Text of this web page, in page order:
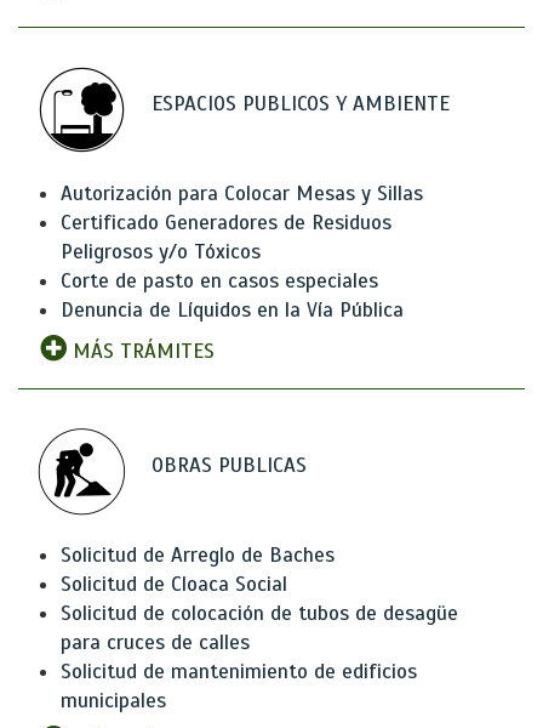
ESPACIOS PUBLICOS Y AMBIENTE
Autorización para Colocar Mesas y Sillas
Certificado Generadores de Residuos
Peligrosos y/o Tóxicos
Corte de pasto en casos especiales
Denuncia de Líquidos en la Vía Pública
MÁS TRÁMITES
OBRAS PUBLICAS
Solicitud de Arreglo de Baches
Solicitud de Cloaca Social
Solicitud de colocación de tubos de desagüe
para cruces de calles
Solicitud de mantenimiento de edificios
municipales